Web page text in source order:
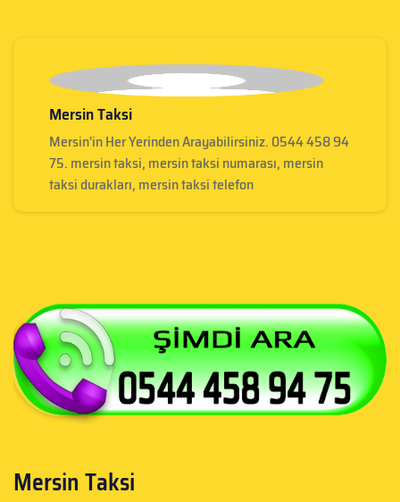
Mersin Taksi
Mersin'in Her Yerinden Arayabilirsiniz. 0544 458 94
75. mersin taksi, mersin taksi numarası, mersin
taksi durakları, mersin taksi telefon
Mersin Taksi